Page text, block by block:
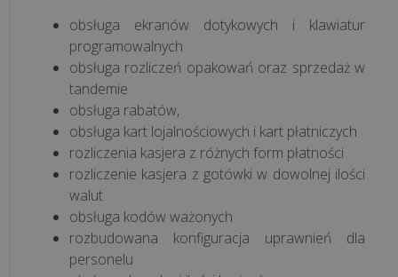
OPROGRAMOWANIU
obsługa ekranów dotykowych i klawiatur
programowalnych
obsługa rozliczeń opakowań oraz sprzedaż w
tandemie
obsługa rabatów,
obsługa kart lojalnościowych i kart płatniczych
rozliczenia kasjera z różnych form płatności
rozliczenie kasjera z gotówki w dowolnej ilości
walut
obsługa kodów ważonych
rozbudowana konfiguracja uprawnień dla
personelu